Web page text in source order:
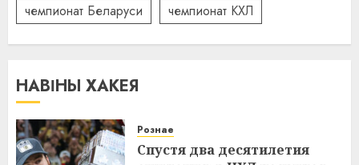
чемпионат Беларуси
чемпионат КХЛ
НАВІНЫ ХАКЕЯ
Рознае
Спустя два десятилетия